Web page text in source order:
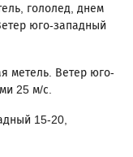
гололед, днем
юго-западный
метель. Ветер юго-
25 м/с.
15-20,